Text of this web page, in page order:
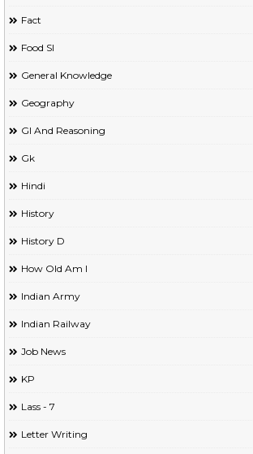
Fact
Food SI
General Knowledge
Geography
GI And Reasoning
Gk
Hindi
History
History D
How Old Am I
Indian Army
Indian Railway
Job News
KP
Lass - 7
Letter Writing